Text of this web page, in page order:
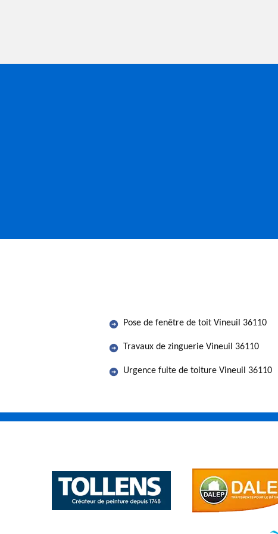
Pose de fenêtre de toit Vineuil 36110
Travaux de zinguerie Vineuil 36110
Urgence fuite de toiture Vineuil 36110